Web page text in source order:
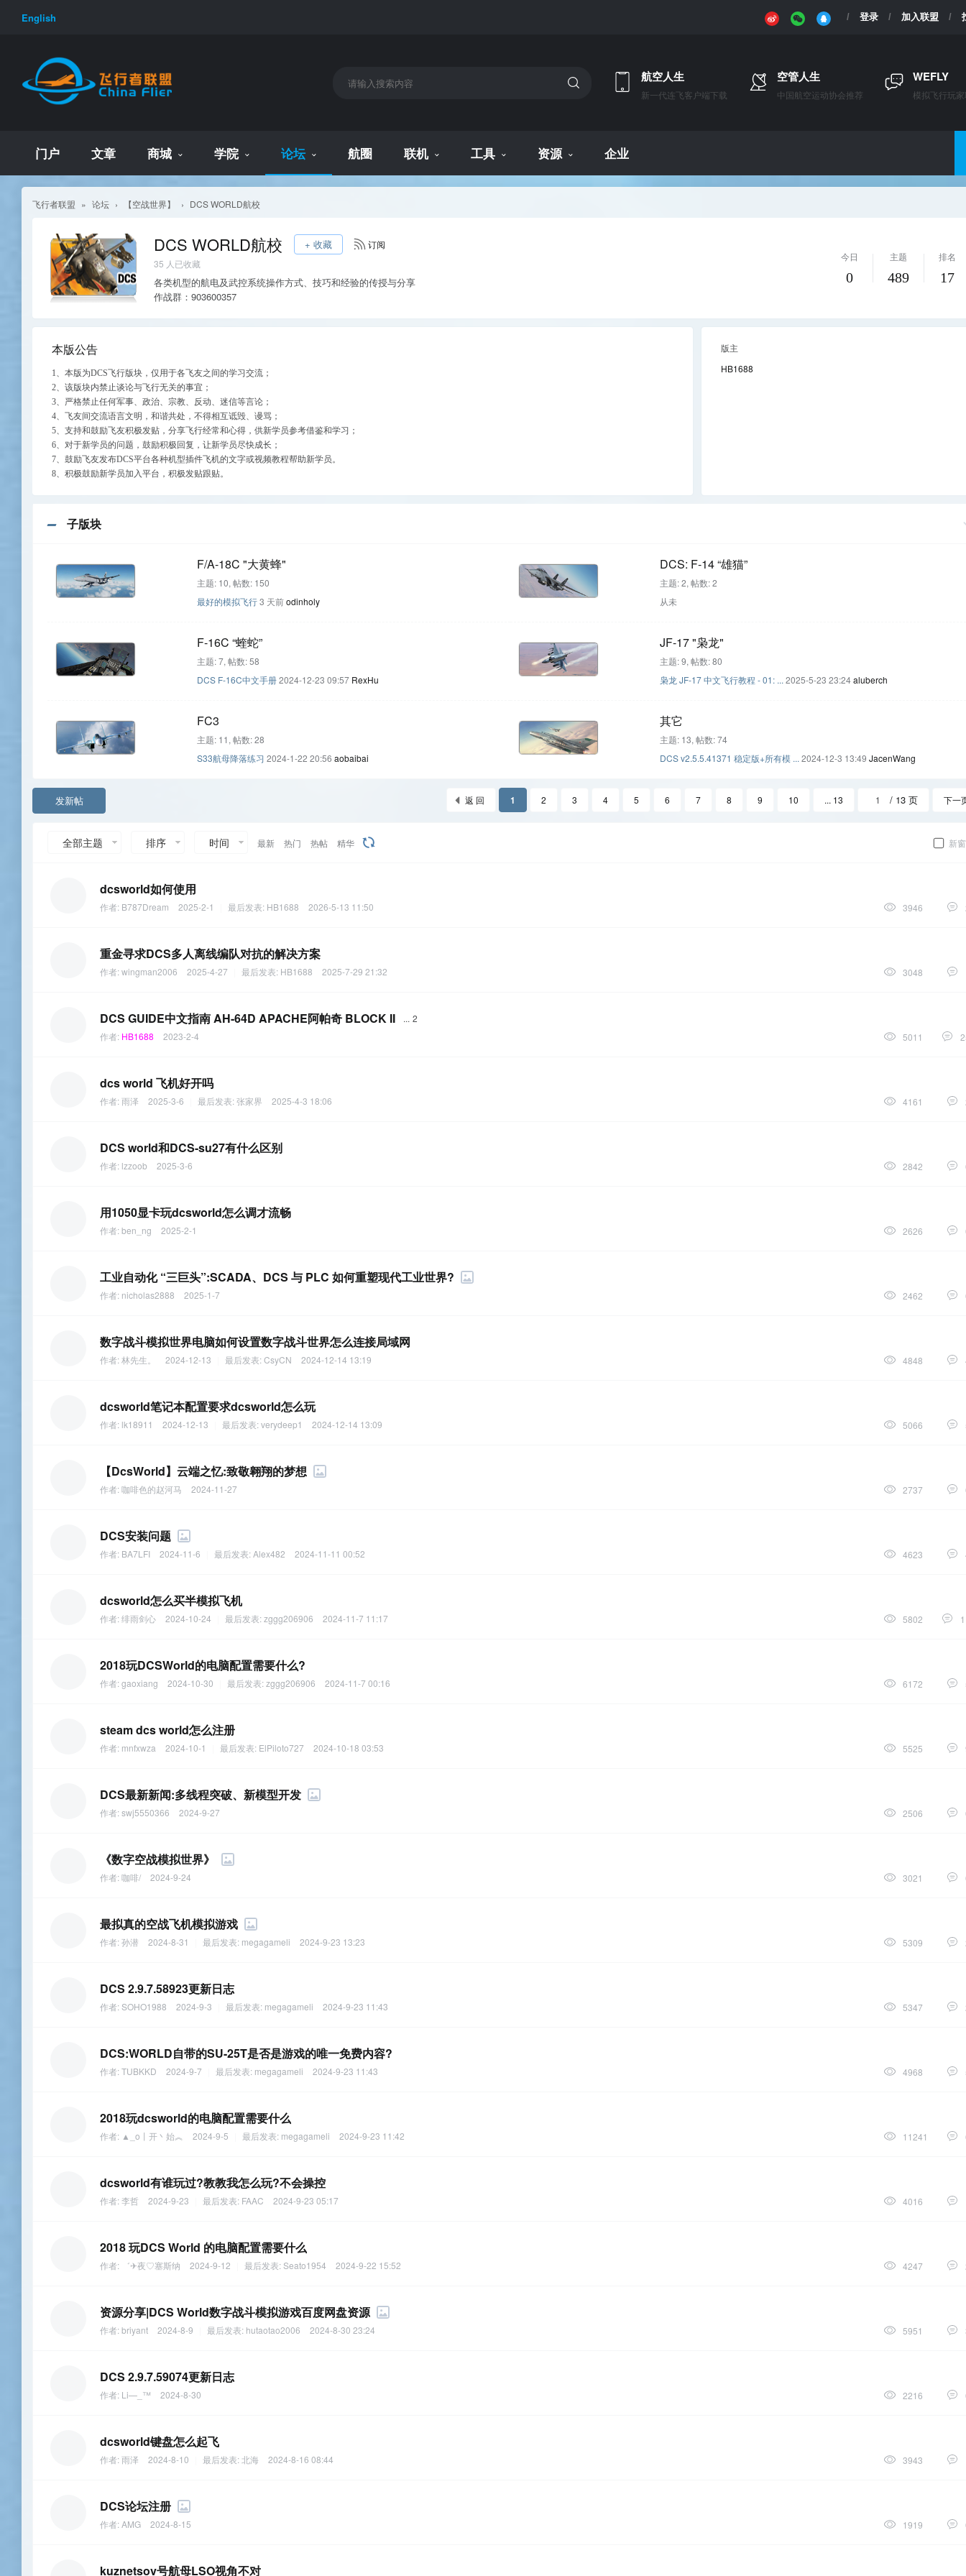
English 登录 加入联盟
航空人生
新一代连飞客户端下载
空管人生
中国航空运动协会推荐
WEFLY
模拟飞行玩
门户 文章 商城 学院 论坛 航圈 联机 工具 资源 企业
飞行者联盟 » 论坛 › 【空战世界】 › DCS WORLD航校
DCS WORLD航校 + 收藏
订阅
35 人已收藏
各类机型的航电及武控系统操作方式、技巧和经验的传授与分享
作战群：903600357
今日
0
主题
489
排名
17
本版公告
1、本版为DCS飞行版块，仅用于各飞友之间的学习交流；
2、该版块内禁止谈论与飞行无关的事宜；
3、严格禁止任何军事、政治、宗教、反动、迷信等言论；
4、飞友间交流语言文明，和谐共处，不得相互诋毁、谩骂；
5、支持和鼓励飞友积极发贴，分享飞行经常和心得，供新学员参考借鉴和学习；
6、对于新学员的问题，鼓励积极回复，让新学员尽快成长；
7、鼓励飞友发布DCS平台各种机型插件飞机的文字或视频教程帮助新学员。
8、积极鼓励新学员加入平台，积极发贴跟贴。
版主
HB1688
子版块
F/A-18C "大黄蜂"
主题: 10, 帖数: 150
最好的模拟飞行3 天前odinholy
DCS: F-14 “雄猫”
主题: 2, 帖数: 2
从未
F-16C “蝰蛇”
主题: 7, 帖数: 58
DCS F-16C中文手册2024-12-23 09:57 RexHu
JF-17 "枭龙"
主题: 9, 帖数: 80
枭龙 JF-17 中文飞行教程 - 01: ... 2025-5-23 23:24aluberch
FC3
主题: 11 , 帖数: 28
S33航母降落练习 2024-1-22 20:56 aobaibai
其它
主题: 13, 帖数: 74
DCS v2.5.5.41371 稳定版+所有模 ... 2024-12-3 13:49 JacenWang
1 2 3 4 5 6 7 8 9 10 ... 13 / 13 页 下一
返 回
发新帖
全部主题 排序 时间 最新 热门 热帖 精华 新窗
dcsworld如何使用
作者: B787Dream 2025-2-1 最后发表: HB1688 2026-5-13 11:50 3946
重金寻求DCS多人离线编队对抗的解决方案
作者:wingman2006 2025-4-27 最后发表: HB1688 2025-7-29 21:32 3048
DCS GUIDE中文指南 AH-64D APACHE阿帕奇 BLOCK II ... 2
作者: HB1688 2023-2-4 5011
dcs world 飞机好开吗
作者:雨泽 2025-3-6 最后发表:张家界 2025-4-3 18:06 4161
DCS world和DCS-su27有什么区别
作者: lzzoob 2025-3-6 2842
用1050显卡玩dcsworld怎么调才流畅
作者:ben_ng 2025-2-1 2626
工业自动化 “三巨头”:SCADA、DCS 与 PLC 如何重塑现代工业世界?
作者: nicholas2888 2025-1-7 2462
数字战斗模拟世界电脑如何设置数字战斗世界怎么连接局域网
作者:林先生。 2024-12-13 最后发表:CsyCN 2024-12-14 13:19 4848
dcsworld笔记本配置要求dcsworld怎么玩
作者: lk18911 2024-12-13 最后发表:verydeep1 2024-12-14 13:09 5066
【DcsWorld】云端之忆:致敬翱翔的梦想
作者:咖啡色的赵河马 2024-11-27 2737
DCS安装问题
作者: BA7LFI 2024-11-6 最后发表:Alex482 2024-11-11 00:52 4623
dcsworld怎么买半模拟飞机
作者:绯雨剑心 2024-10-24 最后发表:zggg206906 2024-11-7 11:17 5802
2018玩DCSWorld的电脑配置需要什么?
作者:gaoxiang 2024-10-30 最后发表:zggg206906 2024-11-7 00:16 6172
steam dcs world怎么注册
作者: mnfxwza 2024-10-1 最后发表: ElPiloto727 2024-10-18 03:53 5525
DCS最新新闻:多线程突破、新模型开发
作者:swj5550366 2024-9-27 2506
《数字空战模拟世界》
作者:咖啡/ 2024-9-24 3021
最拟真的空战飞机模拟游戏
作者:孙潜 2024-8-31 最后发表: megagameli 2024-9-23 13:23 5309
DCS 2.9.7.58923更新日志
作者:SOHO1988 2024-9-3 最后发表: megagameli 2024-9-23 11:43 5347
DCS:WORLD自带的SU-25T是否是游戏的唯一免费内容?
作者:TUBKKD 2024-9-7 最后发表: megagameli 2024-9-23 11:43 4968
2018玩dcsworld的电脑配置需要什么
作者: ▲_o丨开丶始︽ 2024-9-5 最后发表: megagameli 2024-9-23 11:42 11241
dcsworld有谁玩过?教教我怎么玩?不会操控
作者:李哲 2024-9-23 最后发表: FAAC 2024-9-23 05:17 4016
2018 玩DCS World 的电脑配置需要什么
作者: ゛✈夜♡塞斯纳 2024-9-12 最后发表:Seato1954 2024-9-22 15:52 4247
资源分享|DCS World数字战斗模拟游戏百度网盘资源
作者:briyant 2024-8-9 最后发表: hutaotao2006 2024-8-30 23:24 5951
DCS 2.9.7.59074更新日志
作者: Li—_™ 2024-8-30 2216
dcsworld键盘怎么起飞
作者:雨泽 2024-8-10 最后发表: 北海 2024-8-16 08:44 3943
DCS论坛注册
作者:AMG 2024-8-15 1919
kuznetsov号航母LSO视角不对